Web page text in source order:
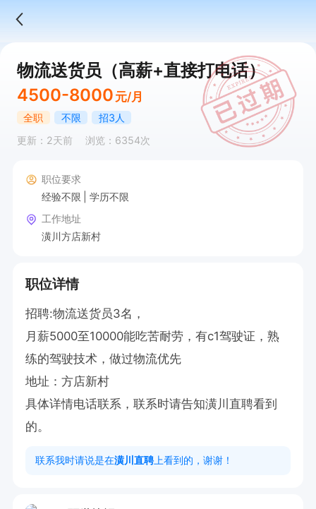
物流送货员（高薪+直接打电话）
4500-8000 元/月
全职 不限
招3人
更新：2天前
浏览：6354次
职位要求
经验不限
学历不限
工作地址
潢川方店新村
职位详情
招聘:物流送货员3名，
月薪5000至10000能吃苦耐劳，有c1驾驶证，熟
练的驾驶技术，做过物流优先
地址：方店新村
具体详情电话联系，联系时请告知潢川直聘看到
的。
联系我时请说是在潢川直聘 上看到的，谢谢！